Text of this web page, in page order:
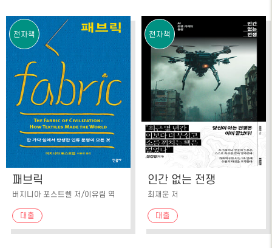
전자책
패브릭
버지니아 포스트렐 저/이유림 역
대출
전자책
인간 없는 전쟁
최재운 저
대출